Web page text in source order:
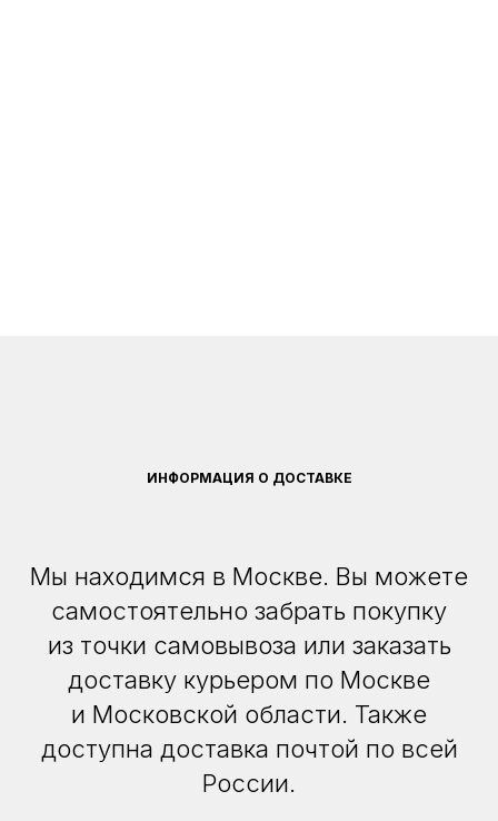
ИНФОРМАЦИЯ О ДОСТАВКЕ
Мы находимся в Москве. Вы можете
самостоятельно забрать покупку
из точки самовывоза или заказать
доставку курьером по Москве
и Московской области. Также
доступна доставка почтой по всей
России.